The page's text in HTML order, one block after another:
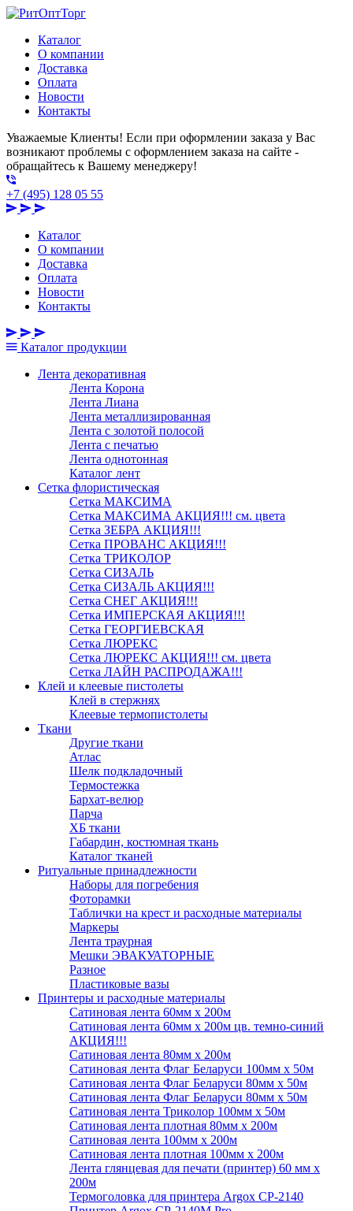
Каталог
О компании
Доставка
Оплата
Новости
Контакты
Уважаемые Клиенты! Если при оформлении заказа у Вас
возникают проблемы с оформлением заказа на сайте -
обращайтесь к Вашему менеджеру!
+7 (495) 128 05 55
Каталог
О компании
Доставка
Оплата
Новости
Контакты
Каталог продукции
Лента декоративная
Лента Корона
Лента Лиана
Лента металлизированная
Лента с золотой полосой
Лента с печатью
Лента однотонная
Каталог лент
Сетка флористическая
Сетка МАКСИМА
Сетка МАКСИМА АКЦИЯ!!! см. цвета
Сетка ЗЕБРА АКЦИЯ!!!
Сетка ПРОВАНС АКЦИЯ!!!
Сетка ТРИКОЛОР
Сетка СИЗАЛЬ
Сетка СИЗАЛЬ АКЦИЯ!!!
Сетка СНЕГ АКЦИЯ!!!
Сетка ИМПЕРСКАЯ АКЦИЯ!!!
Сетка ГЕОРГИЕВСКАЯ
Сетка ЛЮРЕКС
Сетка ЛЮРЕКС АКЦИЯ!!! см. цвета
Сетка ЛАЙН РАСПРОДАЖА!!!
Клей и клеевые пистолеты
Клей в стержнях
Клеевые термопистолеты
Ткани
Другие ткани
Атлас
Шелк подкладочный
Термостежка
Бархат-велюр
Парча
ХБ ткани
Габардин, костюмная ткань
Каталог тканей
Ритуальные принадлежности
Наборы для погребения
Фоторамки
Таблички на крест и расходные материалы
Маркеры
Лента траурная
Мешки ЭВАКУАТОРНЫЕ
Разное
Пластиковые вазы
Принтеры и расходные материалы
Сатиновая лента 60мм х 200м
Сатиновая лента 60мм х 200м цв. темно-синий
АКЦИЯ!!!
Сатиновая лента 80мм х 200м
Сатиновая лента Флаг Беларуси 100мм х 50м
Сатиновая лента Флаг Беларуси 80мм х 50м
Сатиновая лента Флаг Беларуси 80мм х 50м
Сатиновая лента Триколор 100мм х 50м
Сатиновая лента плотная 80мм х 200м
Сатиновая лента 100мм х 200м
Сатиновая лента плотная 100мм х 200м
Лента глянцевая для печати (принтер) 60 мм х
200м
Термоголовка для принтера Argox CP-2140